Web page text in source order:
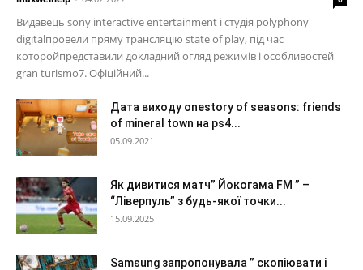
Видавець sony interactive entertainment і студія polyphony
digitalпровели пряму трансляцію state of play, під час
которойпредставили докладний огляд режимів і особливостей
gran turismo7. Офіційний...
Дата виходу onestory of seasons: friends
of mineral town на ps4...
05.09.2021
Як дивитися матч” Йокогама FM ” –
“Ліверпуль” з будь-якої точки...
15.09.2025
Samsung запропонувала ” скопіювати і